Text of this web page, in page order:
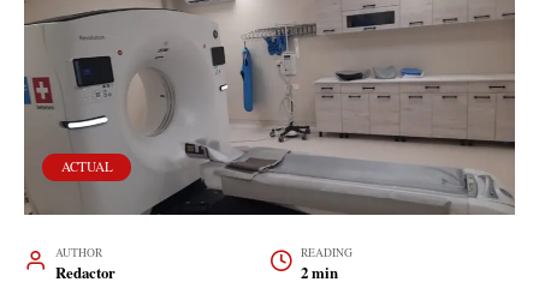
ACTUAL
AUTHOR
Redactor
READING
2 min